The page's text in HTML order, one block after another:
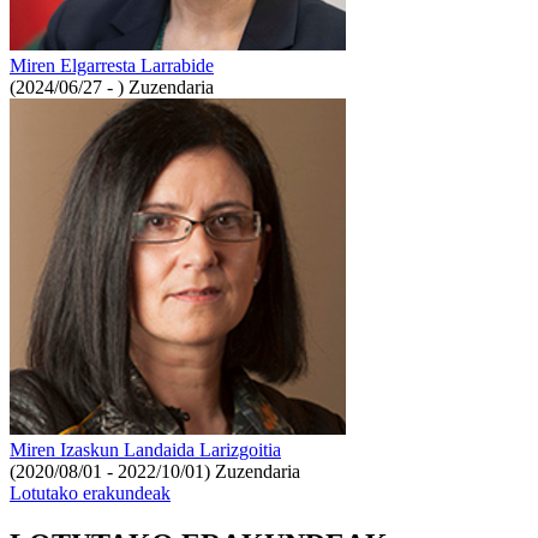
Miren Elgarresta Larrabide
(2024/06/27 - ) Zuzendaria
Miren Izaskun Landaida Larizgoitia
(2020/08/01 - 2022/10/01) Zuzendaria
Lotutako erakundeak